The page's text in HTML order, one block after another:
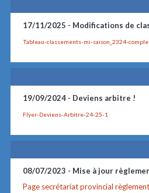
17/11/2025 - Modifications de
Tableau-classements-mi-saison_2324-
19/09/2024 - Deviens arbitre !
Flyer-Deviens-Arbitre-24-25-1
08/07/2023 - Mise à jour
Page secrétariat provincial